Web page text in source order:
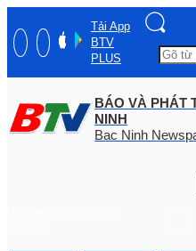
Tải App
BTV
PLUS
BÁO VÀ PHÁT
NINH
Bac Ninh